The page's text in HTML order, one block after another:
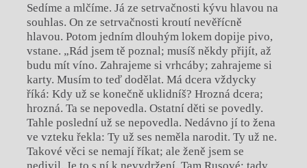
Sedíme a mlčíme. Já ze setrvačnosti kývu hlavou na
souhlas. On ze setrvačnosti kroutí nevěřícně
hlavou. Potom jedním dlouhým lokem dopije pivo,
vstane. „Rád jsem tě poznal; musíš někdy přijít, až
budu mít víno. Zahrajeme si vrhcáby; zahrajeme si
karty. Musím to teď dodělat. Má dcera vždycky
říká: Kdy už se konečně uklidníš? Hrozná dcera;
hrozná. Ta se nepovedla. Ostatní děti se povedly.
Tahle poslední už se nepovedla. Nedávno jí to žena
ve vzteku řekla: Ty už ses neměla narodit. Ty už ne.
Takové věci se nemají říkat; ale ženě jsem se
nedivil. Je to s ní k nevydržení. Tam Rusové; tady